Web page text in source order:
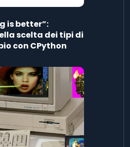
is better”:
scelta dei tipi di
con CPython